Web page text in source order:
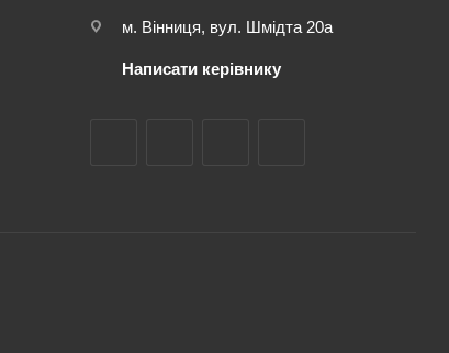
м. Вінниця, вул. Шмідта 20а
Написати керівнику